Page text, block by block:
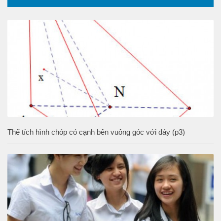
Thể tích hình chóp có cạnh bên vuông góc với đáy (p3)